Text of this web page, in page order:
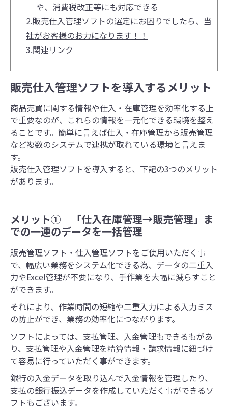
や、消費税改正等にも対応できる
2.販売仕入管理ソフトの選定にお困りでしたら、当
社がお客様のお力になります！！
3.関連リンク
販売仕入管理ソフトを導入するメリット
​​​​​​​商品売買に関する情報や仕入・在庫管理を効率化する上
で重要なのが、これらの情報を一元化できる環境を整え
ることです。簡単に言えば仕入・在庫管理から販売管理
など複数のシステムで連携が取れている環境と言えま
す。
販売仕入管理ソフトを導入すると、下記の3つのメリット
があります。
メリット① 「仕入在庫管理→販売管理」ま
での一連のデータを一括管理
販売管理ソフト・仕入管理ソフトをご使用いただく事
で、幅広い業務をシステム化できる為、データの二重入
力やExcel管理が不要になり、手作業を大幅に減らすこと
ができます。
それにより、作業時間の短縮や二重入力による入力ミス
の防止ができ、業務の効率化につながります。
ソフトによっては、支払管理、入金管理もできるもがあ
り、支払管理や入金管理を精算情報・請求情報に紐づけ
て容易に行っていただく事ができます。
銀行の入金データを取り込んで入金情報を管理したり、
支払の銀行振込データを作成していただく事ができるソ
フトもございます。